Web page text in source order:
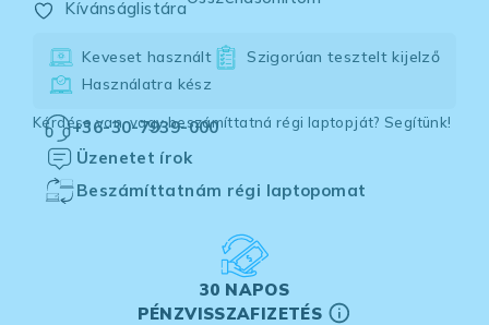
Kívánságlistára
Keveset használt
Szigorúan tesztelt kijelző
Használatra kész
Kérdése van, vagy beszámíttatná régi laptopját? Segítünk!
+36-30-7939-000
Üzenetet írok
Beszámíttatnám régi laptopomat
30 NAPOS
PÉNZVISSZAFIZETÉS